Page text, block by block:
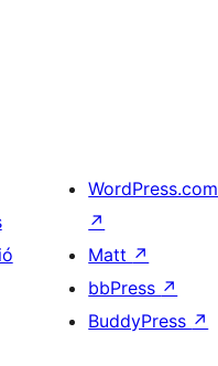
WordPress.com
↗
Matt ↗
bbPress ↗
BuddyPress ↗